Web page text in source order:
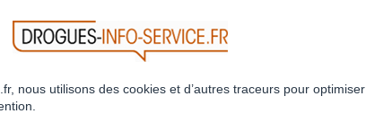
ces horaires, du mardi au vendredi.
(RDRAD) 03 25 94 47 26 /
sur la région Grand Est (sous pli discret).
nous utilisons des cookies et d’autres traceurs pour optimiser